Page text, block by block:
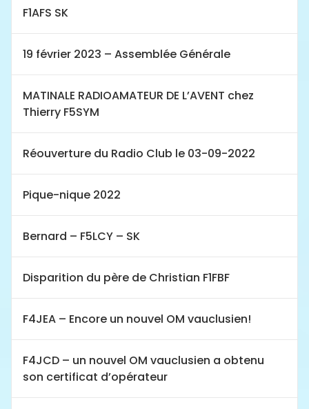
F1AFS SK
19 février 2023 – Assemblée Générale
MATINALE RADIOAMATEUR DE L’AVENT chez
Thierry F5SYM
Réouverture du Radio Club le 03-09-2022
Pique-nique 2022
Bernard – F5LCY – SK
Disparition du père de Christian F1FBF
F4JEA – Encore un nouvel OM vauclusien!
F4JCD – un nouvel OM vauclusien a obtenu
son certificat d’opérateur